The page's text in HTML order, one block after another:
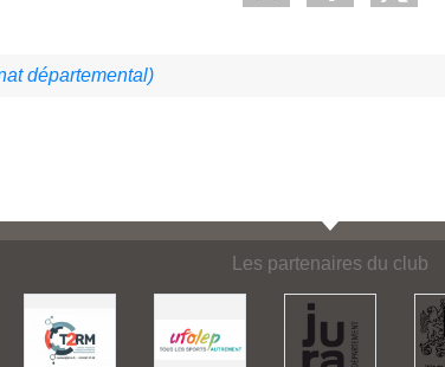
départemental)
Les partenaires du club